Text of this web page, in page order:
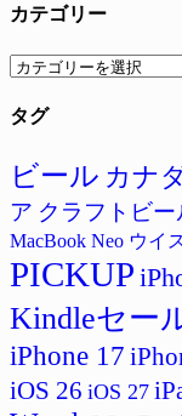
カテゴリー
カ
ゴ
ー
タグ
ビール カナ
ア クラフトビー
MacBook Neo ウイ
PICKUP
Kindleセー
iPhone 17
iOS 26 iOS 27